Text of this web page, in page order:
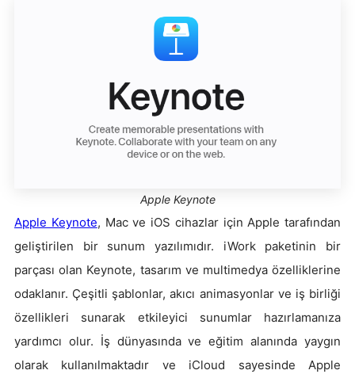
Apple Keynote
Apple Keynote, Mac ve iOS cihazlar için Apple tarafından
geliştirilen bir sunum yazılımıdır. iWork paketinin bir
parçası olan Keynote, tasarım ve multimedya özelliklerine
odaklanır. Çeşitli şablonlar, akıcı animasyonlar ve iş birliği
özellikleri sunarak etkileyici sunumlar hazırlamanıza
yardımcı olur. İş dünyasında ve eğitim alanında yaygın
olarak kullanılmaktadır ve iCloud sayesinde Apple